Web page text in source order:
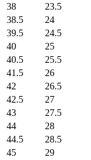
38
23.5
38.5
24
39.5
24.5
40
25
40.5
25.5
41.5
26
42
26.5
42.5
27
43
27.5
44
28
44.5
28.5
45
29